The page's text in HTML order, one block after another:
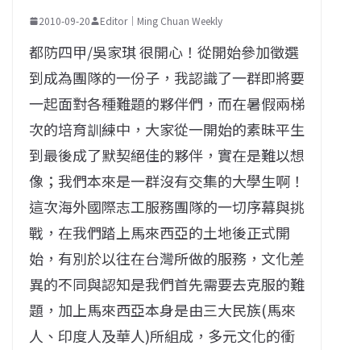
2010-09-20 Editor｜Ming Chuan Weekly
都防四甲/吳家琪 很開心！從開始參加徵選
到成為團隊的一份子，我認識了一群即將要
一起面對各種難題的夥伴們，而在暑假兩梯
次的培育訓練中，大家從一開始的素昧平生
到最後成了默契絕佳的夥伴，實在是難以想
像；我們本來是一群沒有交集的大學生啊！
這次海外國際志工服務團隊的一切序幕與挑
戰，在我們踏上馬來西亞的土地後正式開
始，有別於以往在台灣所做的服務，文化差
異的不同與認知是我們首先需要去克服的難
題，加上馬來西亞本身是由三大民族(馬來
人、印度人及華人)所組成，多元文化的衝